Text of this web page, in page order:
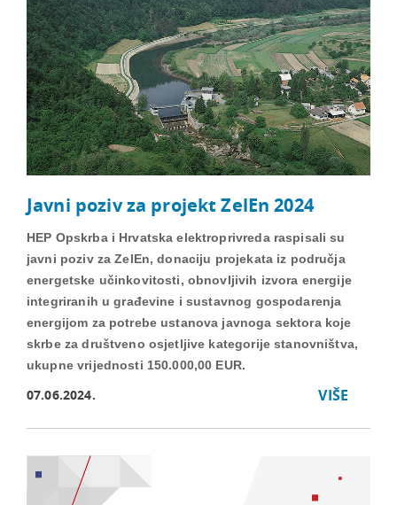
Javni poziv za projekt ZelEn 2024
HEP Opskrba i Hrvatska elektroprivreda raspisali su
javni poziv za ZelEn, donaciju projekata iz područja
energetske učinkovitosti, obnovljivih izvora energije
integriranih u građevine i sustavnog gospodarenja
energijom za potrebe ustanova javnoga sektora koje
skrbe za društveno osjetljive kategorije stanovništva,
ukupne vrijednosti 150.000,00 EUR.
07.06.2024. VIŠE